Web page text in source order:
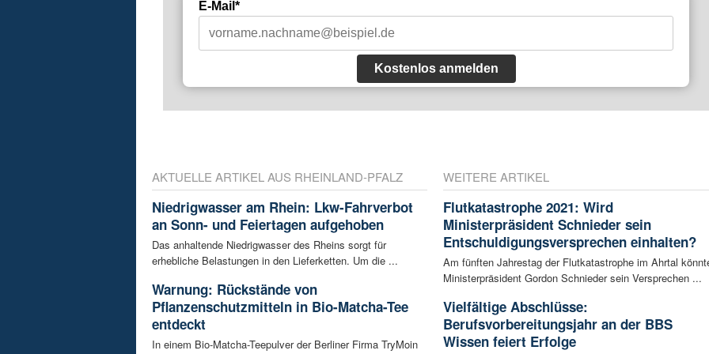
E-Mail*
Kostenlos anmelden
AKTUELLE ARTIKEL AUS RHEINLAND-PFALZ
Niedrigwasser am Rhein: Lkw-Fahrverbot
an Sonn- und Feiertagen aufgehoben
Das anhaltende Niedrigwasser des Rheins sorgt für
erhebliche Belastungen in den Lieferketten. Um die ...
Warnung: Rückstände von
Pflanzenschutzmitteln in Bio-Matcha-Tee
entdeckt
In einem Bio-Matcha-Teepulver der Berliner Firma TryMoin
WEITERE ARTIKEL
Flutkatastrophe 2021: Wird
Ministerpräsident Schnieder sein
Entschuldigungsversprechen einhalten?
Am fünften Jahrestag der Flutkatastrophe im Ahrtal
Ministerpräsident Gordon Schnieder sein Versprechen ...
Vielfältige Abschlüsse:
Berufsvorbereitungsjahr an der BBS
Wissen feiert Erfolge